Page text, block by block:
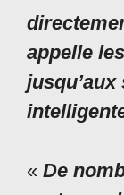
appelle
« De